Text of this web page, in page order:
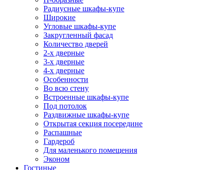
Радиусные шкафы-купе
Широкие
Угловые шкафы-купе
Закругленный фасад
Количество дверей
2-х дверные
3-х дверные
4-х дверные
Особенности
Во всю стену
Встроенные шкафы-купе
Под потолок
Раздвижные шкафы-купе
Открытая секция посередине
Распашные
Гардероб
Для маленького помещения
Эконом
Гостиные